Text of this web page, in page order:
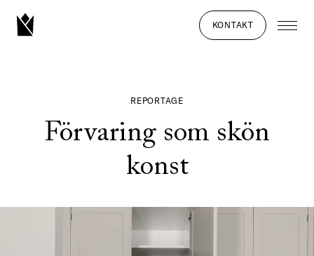
KONTAKT
REPORTAGE
Förvaring som skön
konst